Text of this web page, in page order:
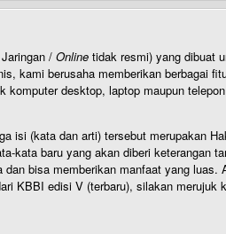
/ Online tidak resmi) yang dibuat
kami berusaha memberikan berbagai
desktop, laptop maupun
(kata dan arti) tersebut merupakan
kata baru yang akan diberi keterangan
bisa memberikan manfaat yang
KBBI edisi V (terbaru), silakan merujuk